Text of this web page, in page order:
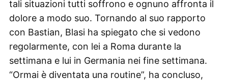
tali situazioni tutti soffrono e ognuno affronta il
dolore a modo suo. Tornando al suo rapporto
con Bastian, Blasi ha spiegato che si vedono
regolarmente, con lei a Roma durante la
settimana e lui in Germania nei fine settimana.
“Ormai è diventata una routine”, ha concluso,